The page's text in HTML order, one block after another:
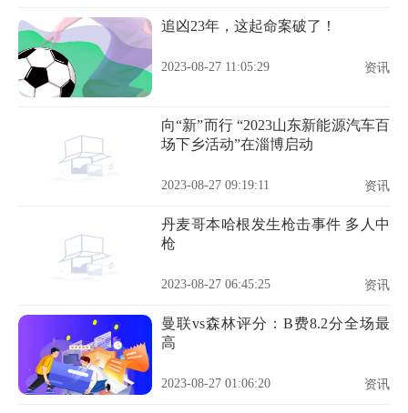
追凶23年，这起命案破了！
2023-08-27 11:05:29 资讯
向“新”而行 “2023山东新能源汽车百
场下乡活动”在淄博启动
2023-08-27 09:19:11 资讯
丹麦哥本哈根发生枪击事件 多人中
枪
2023-08-27 06:45:25 资讯
曼联vs森林评分：B费8.2分全场最
高
2023-08-27 01:06:20 资讯